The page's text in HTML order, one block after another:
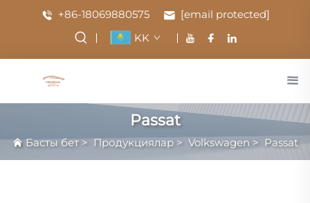
+86-18069880575
[email protected]
KK
Passat
Басты бет> Продукциялар> Volkswagen > Passat